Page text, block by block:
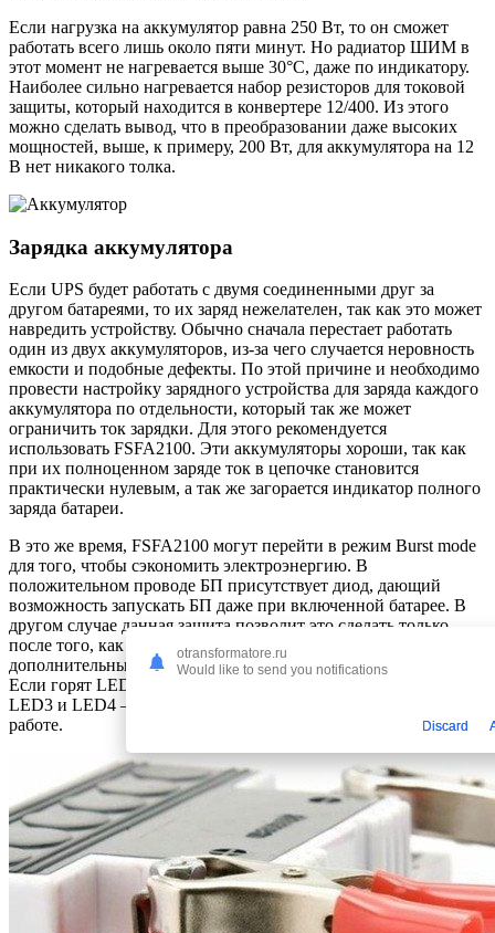
Если нагрузка на аккумулятор равна 250 Вт, то он сможет
работать всего лишь около пяти минут. Но радиатор ШИМ в
этот момент не нагревается выше 30°С, даже по индикатору.
Наиболее сильно нагревается набор резисторов для токовой
защиты, который находится в конвертере 12/400. Из этого
можно сделать вывод, что в преобразовании даже высоких
мощностей, выше, к примеру, 200 Вт, для аккумулятора на 12
В нет никакого толка.
Зарядка аккумулятора
Если UPS будет работать с двумя соединенными друг за
другом батареями, то их заряд нежелателен, так как это может
навредить устройству. Обычно сначала перестает работать
один из двух аккумуляторов, из-за чего случается неровность
емкости и подобные дефекты. По этой причине и необходимо
провести настройку зарядного устройства для заряда каждого
аккумулятора по отдельности, который так же может
ограничить ток зарядки. Для этого рекомендуется
использовать FSFA2100. Эти аккумуляторы хороши, так как
при их полноценном заряде ток в цепочке становится
практически нулевым, а так же загорается индикатор полного
заряда батареи.
В это же время, FSFA2100 могут перейти в режим Burst mode
для того, чтобы сэкономить электроэнергию. В
положительном проводе БП присутствует диод, дающий
возможность запускать БП даже при включенной батарее. В
другом случае данная защита позволит это сделать только
после того, как будет отключена батарея. Всего лишь
дополнительный диод, но зато он устраняет все проблемы.
Если горят LED1 и LED2 – это индицирует питание, а если
LED3 и LED4 – то полную заряженность и готовность к
работе.
otransformatore.ru
Would like to send you notifications
Discard